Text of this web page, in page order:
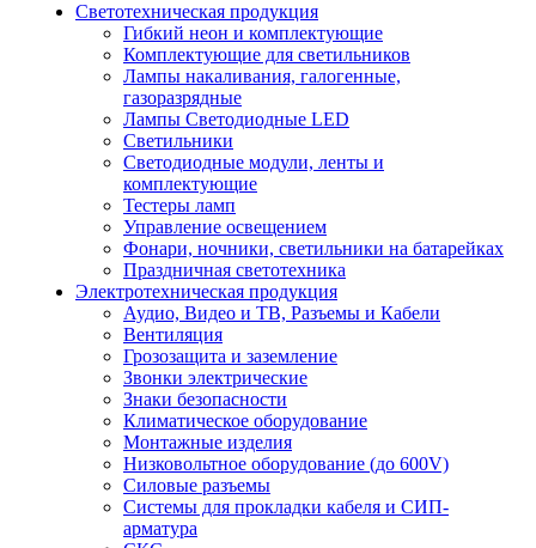
Светотехническая продукция
Гибкий неон и комплектующие
Комплектующие для светильников
Лампы накаливания, галогенные,
газоразрядные
Лампы Светодиодные LED
Светильники
Светодиодные модули, ленты и
комплектующие
Тестеры ламп
Управление освещением
Фонари, ночники, светильники на батарейках
Праздничная светотехника
Электротехническая продукция
Аудио, Видео и ТВ, Разъемы и Кабели
Вентиляция
Грозозащита и заземление
Звонки электрические
Знаки безопасности
Климатическое оборудование
Монтажные изделия
Низковольтное оборудование (до 600V)
Силовые разъемы
Системы для прокладки кабеля и СИП-
арматура